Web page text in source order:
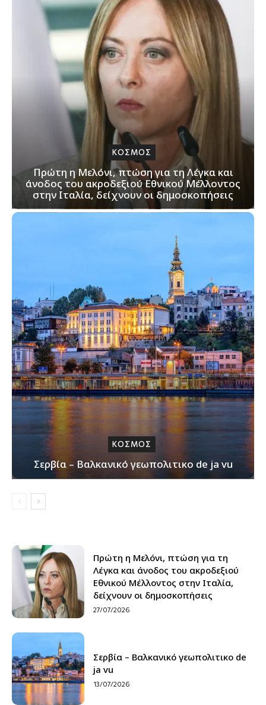
ΚΟΣΜΟΣ
Πρώτη η Μελόνι, πτώση για τη Λέγκα και
άνοδος του ακροδεξιού Εθνικού Μέλλοντος
στην Ιταλία, δείχνουν οι δημοσκοπήσεις
ΚΟΣΜΟΣ
Σερβία – Βαλκανικό γεωπολιτικο de ja vu
Πρώτη η Μελόνι, πτώση για τη
Λέγκα και άνοδος του ακροδεξιού
Εθνικού Μέλλοντος στην Ιταλία,
δείχνουν οι δημοσκοπήσεις
27/07/2026
Σερβία – Βαλκανικό γεωπολιτικο de
ja vu
13/07/2026